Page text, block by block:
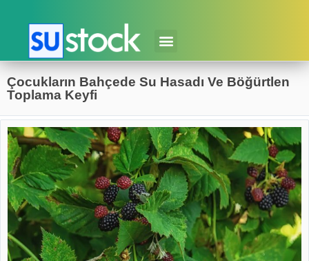
Çocukların Bahçede Su Hasadı Ve Böğürtlen
Toplama Keyfi